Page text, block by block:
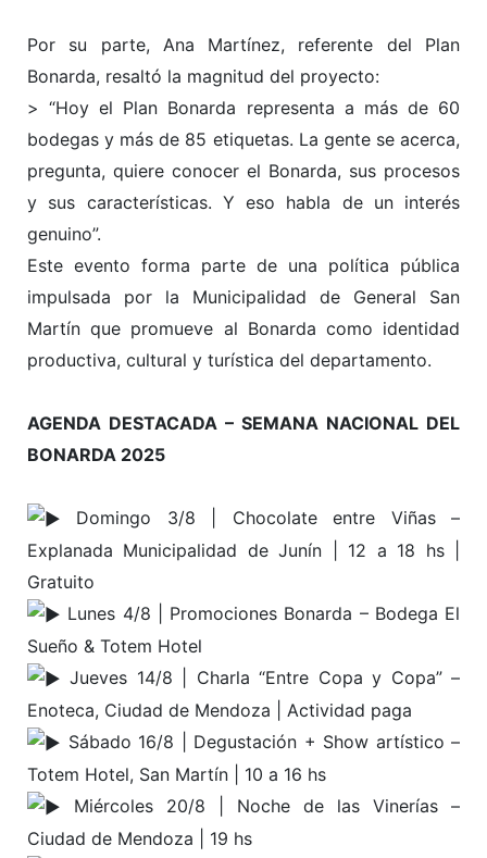
Por su parte, Ana Martínez, referente del Plan
Bonarda, resaltó la magnitud del proyecto:
> “Hoy el Plan Bonarda representa a más de 60
bodegas y más de 85 etiquetas. La gente se acerca,
pregunta, quiere conocer el Bonarda, sus procesos
y sus características. Y eso habla de un interés
genuino”.
Este evento forma parte de una política pública
impulsada por la Municipalidad de General San
Martín que promueve al Bonarda como identidad
productiva, cultural y turística del departamento.
AGENDA DESTACADA – SEMANA NACIONAL DEL
BONARDA 2025
Domingo 3/8 | Chocolate entre Viñas –
Explanada Municipalidad de Junín | 12 a 18 hs |
Gratuito
Lunes 4/8 | Promociones Bonarda – Bodega El
Sueño & Totem Hotel
Jueves 14/8 | Charla “Entre Copa y Copa” –
Enoteca, Ciudad de Mendoza | Actividad paga
Sábado 16/8 | Degustación + Show artístico –
Totem Hotel, San Martín | 10 a 16 hs
Miércoles 20/8 | Noche de las Vinerías –
Ciudad de Mendoza | 19 hs